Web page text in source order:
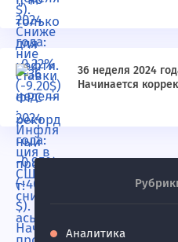
36 неделя 2024
Начинается
Аналитика